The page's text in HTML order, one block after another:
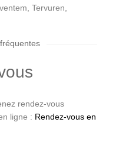
Tervuren,
rendez-vous
ligne : Rendez-vous en